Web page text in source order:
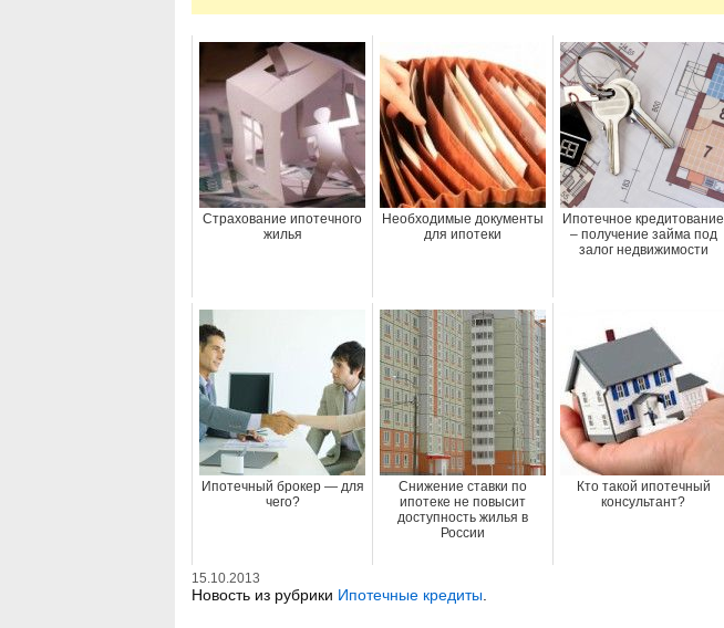
Страхование ипотечного
жилья
Необходимые документы
для ипотеки
Ипотечное кредитование
– получение займа под
залог недвижимости
Ипотечный брокер — для
чего?
Снижение ставки по
ипотеке не повысит
доступность жилья в
России
Кто такой ипотечный
консультант?
15.10.2013
Новость из рубрики Ипотечные кредиты